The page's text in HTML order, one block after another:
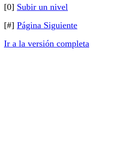
[0] Subir un nivel
[#] Página Siguiente
Ir a la versión completa